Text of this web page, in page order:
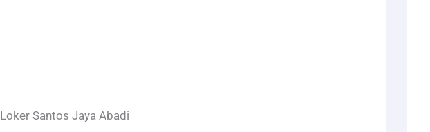
Loker Santos Jaya Abadi